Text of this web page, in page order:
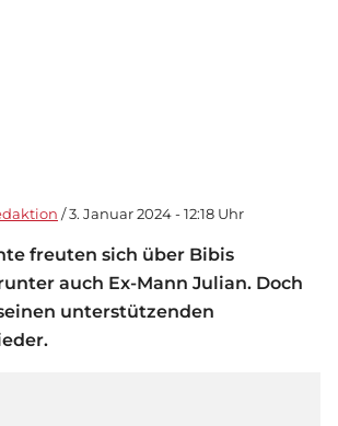
/ 3. Januar 2024 - 12:18 Uhr
freuten sich über Bibis
auch Ex-Mann Julian. Doch
unterstützenden